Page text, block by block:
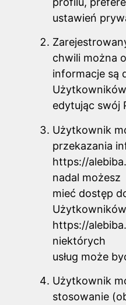
ustawień
chwili można
informacje są
edytując swój
Użytkownik
przekazania
https://
nadal możesz
mieć dostęp
https://
niektórych
usług może
Użytkownik
stosowanie